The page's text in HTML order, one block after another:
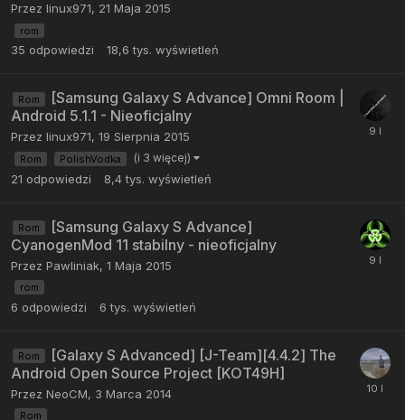
Przez linux971, 21 Maja 2015
rom
35 odpowiedzi 18,6 tys. wyświetleń
Rom
[Samsung Galaxy S Advance] Omni Room |
Android 5.1.1 - Nieoficjalny
Przez linux971, 19 Sierpnia 2015
Rom PolishVodka (i 3 więcej)
21 odpowiedzi 8,4 tys. wyświetleń
Rom
[Samsung Galaxy S Advance]
CyanogenMod 11 stabilny - nieoficjalny
Przez Pawliniak, 1 Maja 2015
rom
6 odpowiedzi 6 tys. wyświetleń
Rom
[Galaxy S Advanced] [J-Team][4.4.2] The
Android Open Source Project [KOT49H]
Przez NeoCM, 3 Marca 2014
Rom